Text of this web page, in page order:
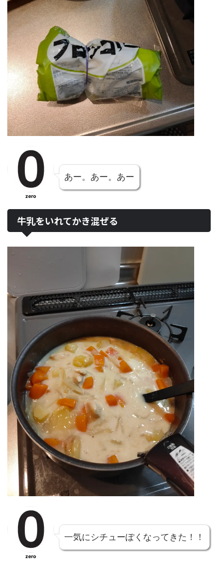
zero
あー。あー。あー
牛乳をいれてかき混ぜる
zero
一気にシチューぽくなってきた！！